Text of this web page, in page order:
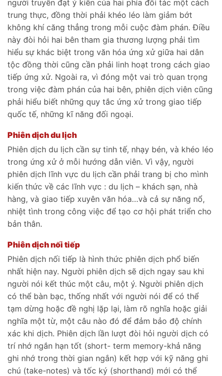
người truyền đạt ý kiến của hai phía đối tác một cách
trung thực, đồng thời phải khéo léo làm giảm bớt
không khí căng thẳng trong mỗi cuộc đàm phán. Điều
này đòi hỏi hai bên tham gia thương lượng phải tìm
hiểu sự khác biệt trong văn hóa ứng xử giữa hai dân
tộc đồng thời cũng cần phải linh hoạt trong cách giao
tiếp ứng xử. Ngoài ra, vì đóng một vai trò quan trọng
trong việc đàm phán của hai bên, phiên dịch viên cũng
phải hiểu biết những quy tắc ứng xử trong giao tiếp
quốc tế, những kĩ năng đối ngoại.
Phiên dịch du lịch
Phiên dịch du lịch cần sự tinh tế, nhạy bén, và khéo léo
trong ứng xử ở mỗi hướng dẫn viên. Vì vậy, người
phiên dịch lĩnh vực du lịch cần phải trang bị cho mình
kiến thức về các lĩnh vực : du lịch – khách sạn, nhà
hàng, và giao tiếp xuyên văn hóa…và cả sự năng nổ,
nhiệt tình trong công việc để tạo cơ hội phát triển cho
bản thân.
Phiên dịch nối tiếp
Phiên dịch nối tiếp là hình thức phiên dịch phổ biến
nhất hiện nay. Người phiên dịch sẽ dịch ngay sau khi
người nói kết thúc một câu, một ý. Người phiên dịch
có thể bàn bạc, thống nhất với người nói để có thể
tạm dừng hoặc đề nghị lặp lại, làm rõ nghĩa hoặc giải
nghĩa một từ, một câu nào đó để đảm bảo độ chính
xác khi dịch. Phiên dịch lần lượt đòi hỏi người dịch có
trí nhớ ngắn hạn tốt (short- term memory-khả năng
ghi nhớ trong thời gian ngắn) kết hợp với kỹ năng ghi
chú (take-notes) và tốc ký (shorthand) mới có thể